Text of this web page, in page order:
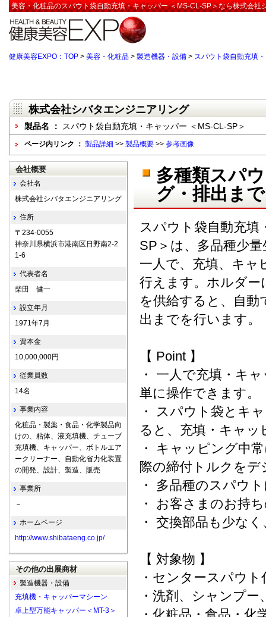
美容・化粧品のスパウト袋自動充填・キャッパー ＜MS-CL-SP＞なら株式会社
健康美容EXPO：TOP > 美容・化粧品 > 製造機器・設備 > スパウト袋自動充填
株式会社シバタエンジニアリング
製品名 ： スパウト袋自動充填・キャッパー ＜MS-CL-SP＞
ページ内リンク ： 製品詳細 >> 製品概要 >> 参考画像
多種類スパ
グ・排出ま
スパウト袋自動充填
SP＞は、多品種少
一人で、充填、キャ
行えます。ホルダ
を供給すると、自動
出までを行います。
【 Point 】
・ 一人で充填・キ
単に操作できます。
・ スパウト袋とキ
ると、充填・キャ
・ キャッピング中
際の締付トルクを
・ 多品種のスパウ
・ お客さまのお持
・ 交換部品も少な
【 対象物 】
・センタースパウ
・洗剤、シャンプ
会社概要
会社名
株式会社シバタエンジニアリング
住所
〒234-0055
神奈川県横浜市港南区日野南2-2
1-6
代表者名
柴田 健一
設立年月
1971年7月
資本金
10,000,000円
従業員数
14名
事業内容
化粧品・製薬・食品・化学製品向
けの、粘体、液充填機、チューブ
充填機、キャッパー、ボトルエア
ークリーナー、自動化省力化装置
の開発、設計、製造、販売
事業所
－
ホームページ
http://www.shibataeng.co.jp/
その他の出展商材
製造機器・設備
充填機・キャッパーマシーン
卓上型万能キャッパー＜MT-3＞